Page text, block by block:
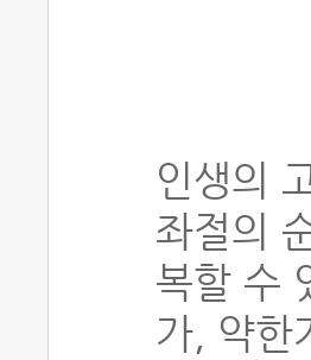
인생의
좌절의
복할 수
가, 약한